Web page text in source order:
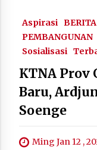
Aspirasi
PEMBANGUNAN
Sosialisasi
KTNA Prov
Baru,
Soenge
Ming Jan 12 ,